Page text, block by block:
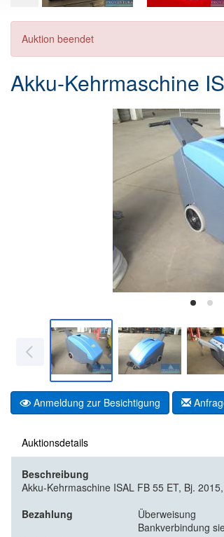
Auktion beendet
Akku-Kehrmaschine
Anmeldung zur Besichtigung
Auktionsdetails
Beschreibung
Akku-Kehrmaschine ISAL FB 55 ET, Bj.
Bezahlung
Überweisung
Bankverbindung